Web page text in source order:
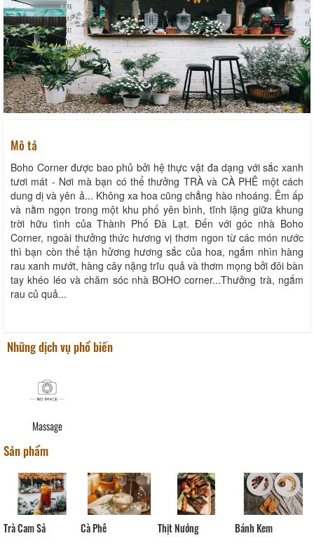
Mô tả
Boho Corner được bao phủ bởi hệ thực vật đa dạng với sắc xanh
tươi mát - Nơi mà bạn có thể thưởng TRÀ và CÀ PHÊ một cách
dung dị và yên ả... Không xa hoa cũng chẳng hào nhoáng. Êm ấp
và nằm ngọn trong một khu phố yên bình, tĩnh lặng giữa khung
trời hữu tình của Thành Phố Đà Lạt. Đến với góc nhà Boho
Corner, ngoài thưởng thức hương vị thơm ngon từ các món nước
thì bạn còn thể tận hửơng hương sắc của hoa, ngắm nhìn hàng
rau xanh mướt, hàng cây nặng trĩu quả và thơm mọng bởi đôi bàn
tay khéo léo và chăm sóc nhà BOHO corner...Thưởng trà, ngắm
rau củ quả...
Những dịch vụ phổ biến
Massage
Sản phẩm
Trà Cam Sả Cà Phê Thịt Nướng Bánh Kem